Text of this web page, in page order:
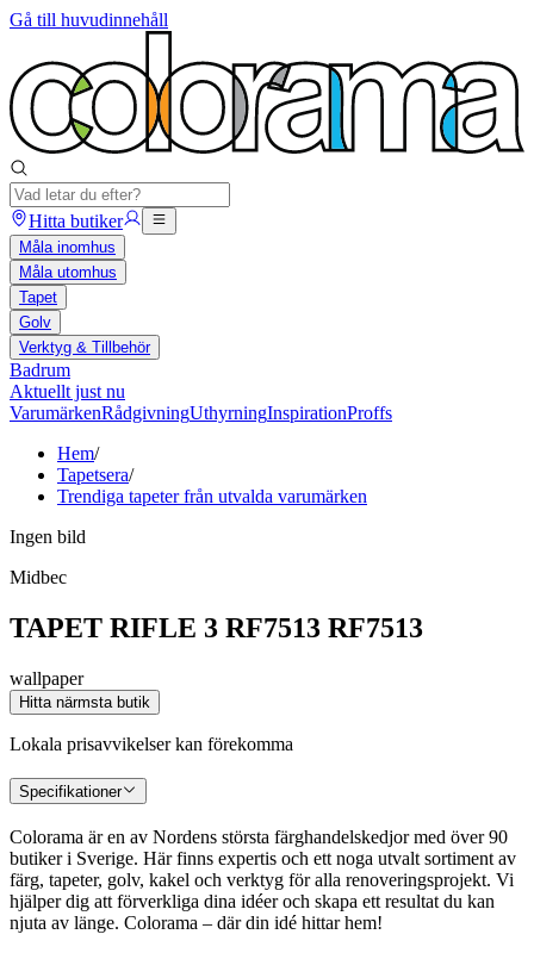
Gå till huvudinnehåll
Hitta butiker
Måla inomhus
Måla utomhus
Tapet
Golv
Verktyg & Tillbehör
Badrum
Aktuellt just nu
VarumärkenRådgivningUthyrningInspirationProffs
Hem/
Tapetsera/
Trendiga tapeter från utvalda varumärken
Ingen bild
Midbec
TAPET RIFLE 3 RF7513 RF7513
wallpaper
Hitta närmsta butik
Lokala prisavvikelser kan förekomma
Specifikationer
Colorama är en av Nordens största färghandelskedjor med över 90
butiker i Sverige. Här finns expertis och ett noga utvalt sortiment av
färg, tapeter, golv, kakel och verktyg för alla renoveringsprojekt. Vi
hjälper dig att förverkliga dina idéer och skapa ett resultat du kan
njuta av länge. Colorama – där din idé hittar hem!